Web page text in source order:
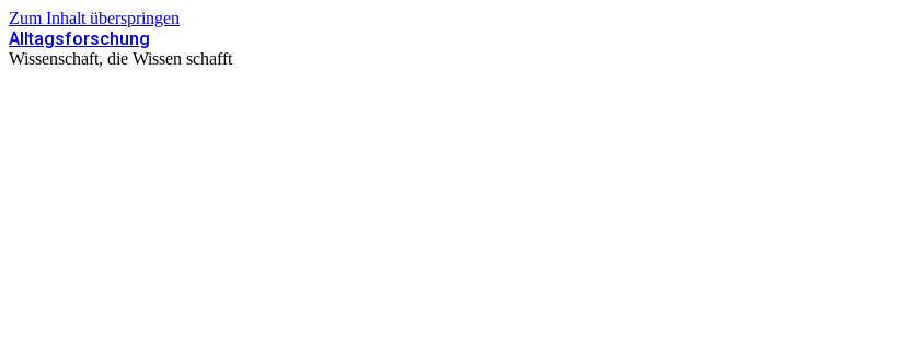
Zum Inhalt überspringen
Alltagsforschung
Wissenschaft, die Wissen schafft